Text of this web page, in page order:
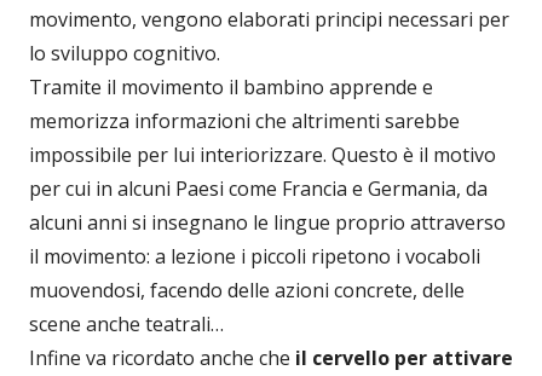
movimento, vengono elaborati principi necessari per
lo sviluppo cognitivo.
Tramite il movimento il bambino apprende e
memorizza informazioni che altrimenti sarebbe
impossibile per lui interiorizzare. Questo è il motivo
per cui in alcuni Paesi come Francia e Germania, da
alcuni anni si insegnano le lingue proprio attraverso
il movimento: a lezione i piccoli ripetono i vocaboli
muovendosi, facendo delle azioni concrete, delle
scene anche teatrali…
Infine va ricordato anche che il cervello per attivare